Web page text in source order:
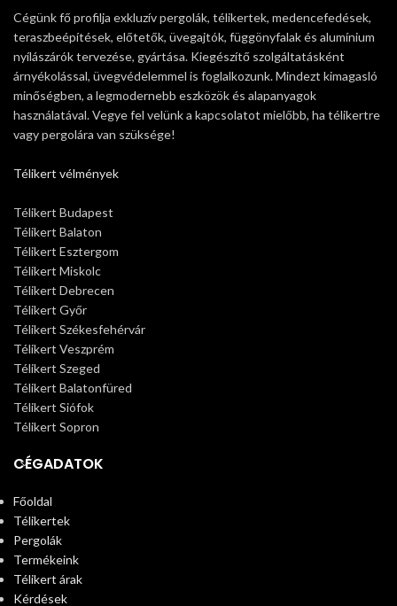
Cégünk fő profilja exkluzív pergolák, télikertek, medencefedések,
teraszbeépítések, előtetők, üvegajtók, függönyfalak és alumínium
nyílászárók tervezése, gyártása. Kiegészítő szolgáltatásként
árnyékolással, üvegvédelemmel is foglalkozunk. Mindezt kimagasló
minőségben, a legmodernebb eszközök és alapanyagok
használatával. Vegye fel velünk a kapcsolatot mielőbb, ha télikertre
vagy pergolára van szüksége!
Télikert vélmények
Télikert Budapest
Télikert Balaton
Télikert Esztergom
Télikert Miskolc
Télikert Debrecen
Télikert Győr
Télikert Székesfehérvár
Télikert Veszprém
Télikert Szeged
Télikert Balatonfüred
Télikert Siófok
Télikert Sopron
CÉGADATOK
Főoldal
Télikertek
Pergolák
Termékeink
Télikert árak
Kérdések